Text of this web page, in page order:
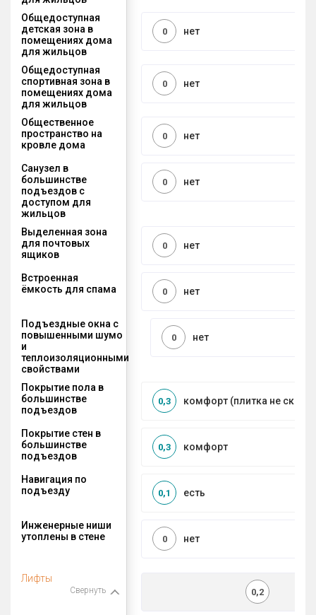
Общедоступная
детская зона в
помещениях дома
для жильцов
нет
0
Общедоступная
спортивная зона в
помещениях дома
для жильцов
нет
0
Общественное
пространство на
кровле дома
нет
0
Санузел в
большинстве
подъездов с
доступом для
жильцов
нет
0
Выделенная зона
для почтовых
ящиков
нет
0
Встроенная
ёмкость для спама
нет
0
Подъездные окна с
повышенными шумо
и
теплоизоляционными
свойствами
нет
0
Покрытие пола в
большинстве
подъездов
комфорт (плитка не
0,3
Покрытие стен в
большинстве
подъездов
комфорт
0,3
Навигация по
подъезду
есть
0,1
Инженерные ниши
утоплены в стене
нет
0
Лифты
Свернуть 0,2